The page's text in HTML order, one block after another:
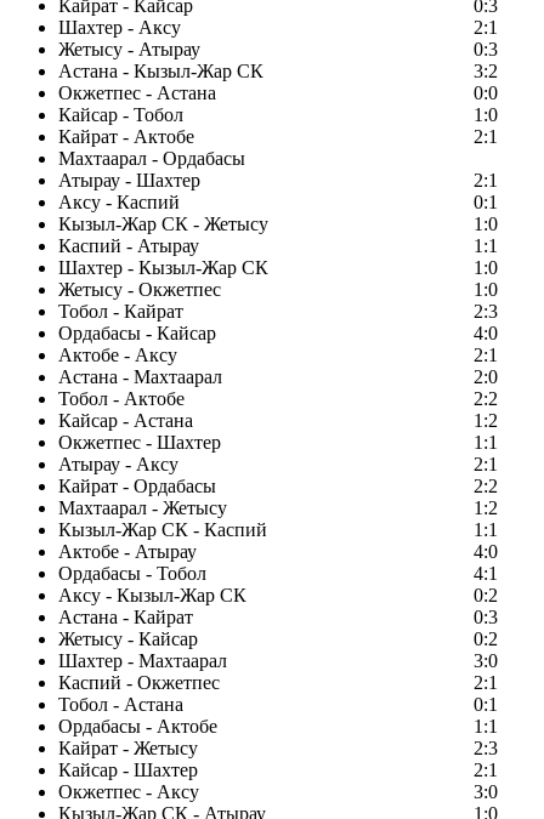
Кайрат - Кайсар
0:3
Шахтер - Аксу
2:1
Жетысу - Атырау
0:3
Астана - Кызыл-Жар СК
3:2
Окжетпес - Астана
0:0
Кайсар - Тобол
1:0
Кайрат - Актобе
2:1
Махтаарал - Ордабасы
Атырау - Шахтер
2:1
Аксу - Каспий
0:1
Кызыл-Жар СК - Жетысу
1:0
Каспий - Атырау
1:1
Шахтер - Кызыл-Жар СК
1:0
Жетысу - Окжетпес
1:0
Тобол - Кайрат
2:3
Ордабасы - Кайсар
4:0
Актобе - Аксу
2:1
Астана - Махтаарал
2:0
Тобол - Актобе
2:2
Кайсар - Астана
1:2
Окжетпес - Шахтер
1:1
Атырау - Аксу
2:1
Кайрат - Ордабасы
2:2
Махтаарал - Жетысу
1:2
Кызыл-Жар СК - Каспий
1:1
Актобе - Атырау
4:0
Ордабасы - Тобол
4:1
Аксу - Кызыл-Жар СК
0:2
Астана - Кайрат
0:3
Жетысу - Кайсар
0:2
Шахтер - Махтаарал
3:0
Каспий - Окжетпес
2:1
Тобол - Астана
0:1
Ордабасы - Актобе
1:1
Кайрат - Жетысу
2:3
Кайсар - Шахтер
2:1
Окжетпес - Аксу
3:0
Кызыл-Жар СК - Атырау
1:0